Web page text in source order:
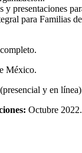
y presentaciones
para Familias
México.
y en
Octubre 2022.